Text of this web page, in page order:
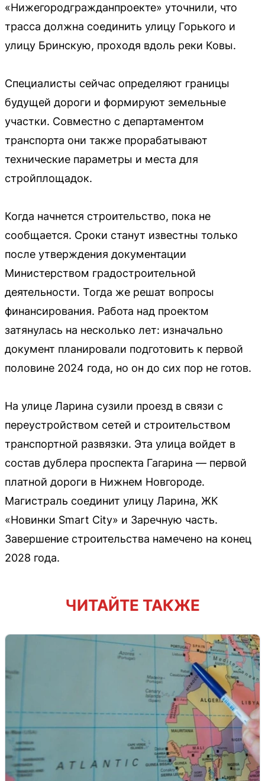
«Нижегородгражданпроекте» уточнили, что
трасса должна соединить улицу Горького и
улицу Бринскую, проходя вдоль реки Ковы.
Специалисты сейчас определяют границы
будущей дороги и формируют земельные
участки. Совместно с департаментом
транспорта они также прорабатывают
технические параметры и места для
стройплощадок.
Когда начнется строительство, пока не
сообщается. Сроки станут известны только
после утверждения документации
Министерством градостроительной
деятельности. Тогда же решат вопросы
финансирования. Работа над проектом
затянулась на несколько лет: изначально
документ планировали подготовить к первой
половине 2024 года, но он до сих пор не готов.
На улице Ларина сузили проезд в связи с
переустройством сетей и строительством
транспортной развязки. Эта улица войдет в
состав дублера проспекта Гагарина — первой
платной дороги в Нижнем Новгороде.
Магистраль соединит улицу Ларина, ЖК
«Новинки Smart City» и Заречную часть.
Завершение строительства намечено на конец
2028 года.
ЧИТАЙТЕ ТАКЖЕ